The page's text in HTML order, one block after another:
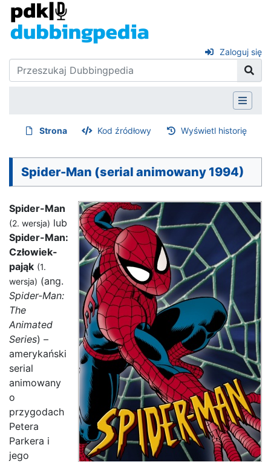
Zaloguj się
Strona Kod źródłowy Wyświetl historię
Spider-Man (serial animowany 1994)
Spider-Man
(2. wersja) lub
Spider-Man:
Człowiek-
pająk (1.
wersja) (ang.
Spider-Man:
The
Animated
Series) –
amerykański
serial
animowany
o
przygodach
Petera
Parkera i
jego